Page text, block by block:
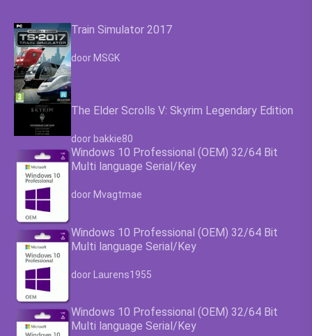
Train Simulator 2017
Waardering
door MSGK
The Elder Scrolls V: Skyrim Legendary Edition
Waardering4.63
door bakkie80
Windows 10 Professional (OEM) 32/64 Bit
Multi language Serial/Key
Waardering4.63
door Mvagtmae
Windows 10 Professional (OEM) 32/64 Bit
Multi language Serial/Key
Waardering4.63uit 5
door Laurens1955
Windows 10 Professional (OEM) 32/64 Bit
Multi language Serial/Key